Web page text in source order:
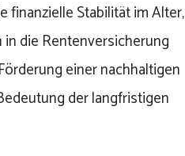
finanzielle Stabilität im Alter,
die Rentenversicherung
einer nachhaltigen
der langfristigen